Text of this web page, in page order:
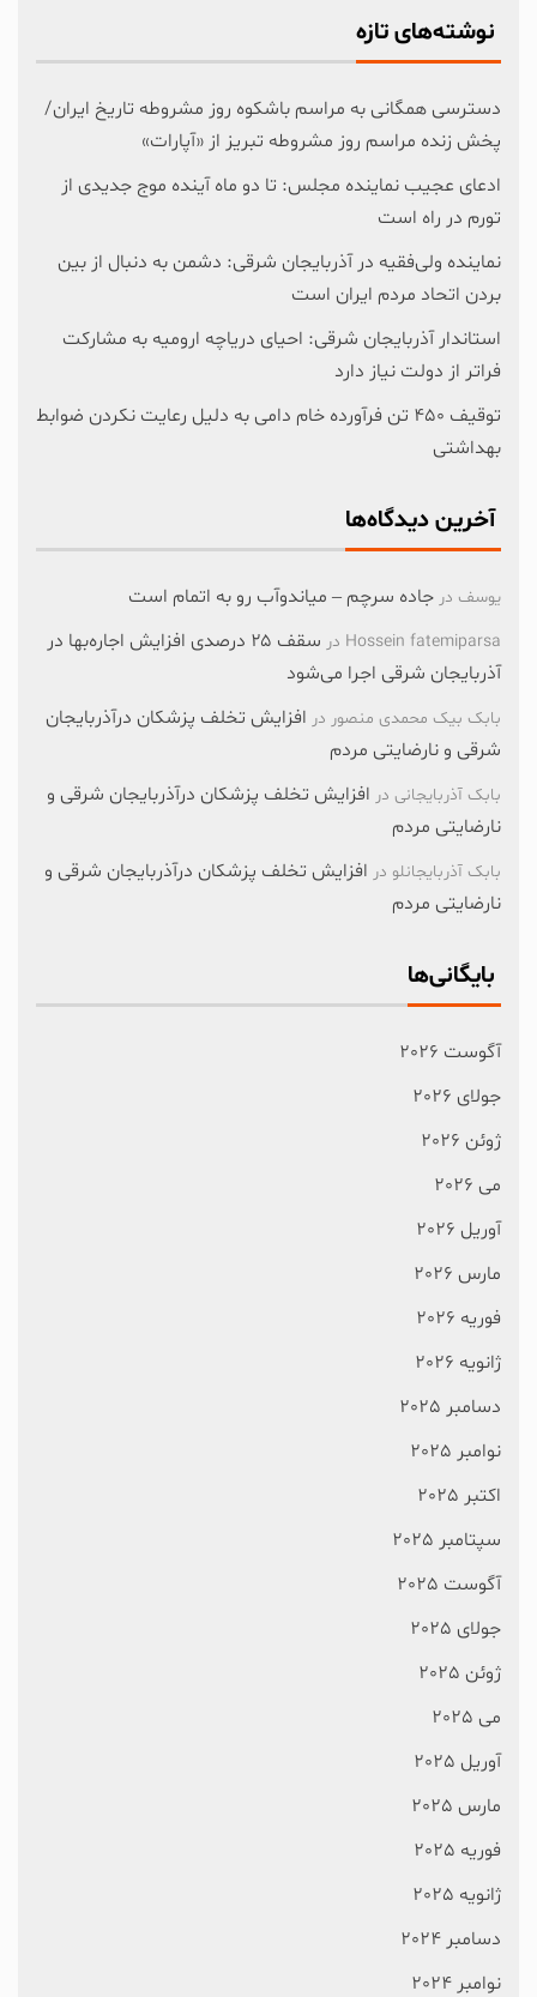
نوشته‌های تازه
دسترسی همگانی به مراسم باشکوه روز مشروطه تاریخ ایران/
پخش زنده مراسم روز مشروطه تبریز از «آپارات»
ادعای عجیب نماینده مجلس: تا دو ماه آینده موج جدیدی از
تورم در راه است
نماینده ولی‌فقیه در آذربایجان شرقی: دشمن به دنبال از بین
بردن اتحاد مردم ایران است
استاندار آذربایجان شرقی: احیای دریاچه ارومیه به مشارکت
فراتر از دولت نیاز دارد
توقیف ۴۵۰ تن فرآورده خام دامی به دلیل رعایت نکردن ضوابط
بهداشتی
آخرین دیدگاه‌ها
یوسف در جاده سرچم – میاندوآب رو به اتمام است
Hossein fatemiparsa در
سقف ۲۵ درصدی افزایش اجاره‌بها در
آذربایجان شرقی اجرا می‌شود
بابک بیک محمدی منصور در افزایش تخلف پزشکان درآذربایجان
شرقی و نارضایتی مردم
بابک آذربایجانی در افزایش تخلف پزشکان درآذربایجان شرقی و
نارضایتی مردم
بابک آذربایجانلو در افزایش تخلف پزشکان درآذربایجان شرقی و
نارضایتی مردم
بایگانی‌ها
آگوست 2026
جولای 2026
ژوئن 2026
می 2026
آوریل 2026
مارس 2026
فوریه 2026
ژانویه 2026
دسامبر 2025
نوامبر 2025
اکتبر 2025
سپتامبر 2025
آگوست 2025
جولای 2025
ژوئن 2025
می 2025
آوریل 2025
مارس 2025
فوریه 2025
ژانویه 2025
دسامبر 2024
نوامبر 2024